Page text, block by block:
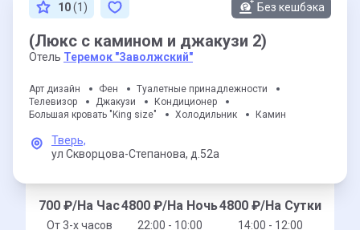
10(1) Без кешбэка
(Люкс с камином и джакузи 2)
Отель Теремок "Заволжский"
Арт дизайн Фен
Туалетные принадлежности
Телевизор
Джакузи
Кондиционер
Большая кровать "King size"
Холодильник Камин
Тверь,
ул Скворцова-Степанова, д.52а
700 ₽/На Час
От 3-x часов
4800 ₽/На Ночь
22:00 - 10:00
4800 ₽/На Сутки
14:00 - 12:00